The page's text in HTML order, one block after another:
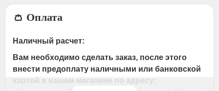
Время работы магазина:
с 09:00 дo 19:00
часа с Вами свяжется наш менеджер для
подтверждения и уточнения заказа.
👛 Оплата
Наличный расчет:
Вам необходимо сделать заказ, после этого
внести предоплату наличными или банковской
картой в нашем магазине по адресу: